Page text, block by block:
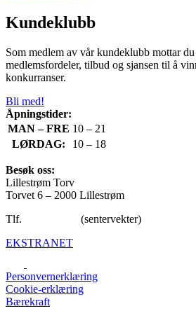
Kundeklubb
Som medlem av vår kundeklubb mottar
medlemsfordeler, tilbud og sjansen til å
konkurranser.
Bli med!
Åpningstider:
MAN – FRE 10 – 21
LØRDAG:
10 – 18
Besøk oss:
Lillestrøm Torv
Torvet 6 – 2000 Lillestrøm
Tlf.
(sentervekter)
EKSTRANET
Personvernerklæring
Cookie-erklæring
Bærekraft